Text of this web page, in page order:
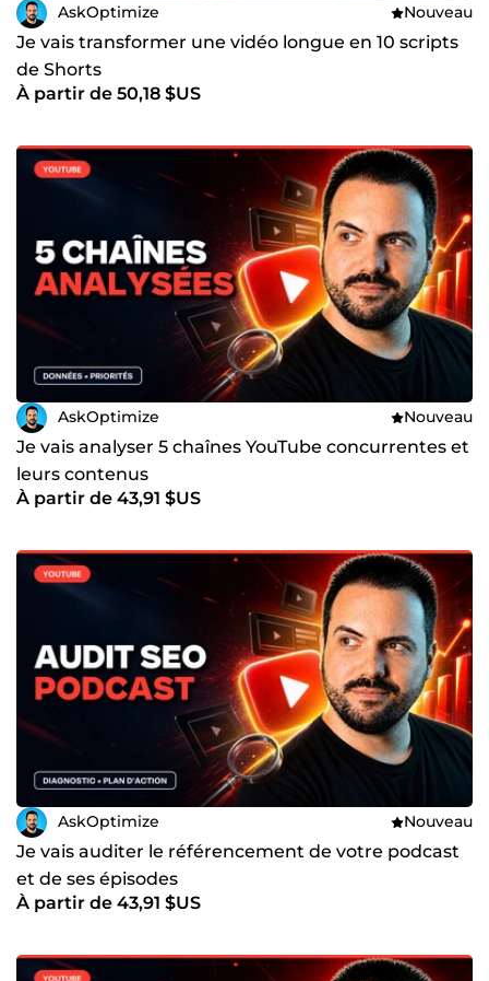
AskOptimize Nouveau
Je vais transformer une vidéo longue en 10 scripts
de Shorts
À partir de 50,18 $US
AskOptimize Nouveau
Je vais analyser 5 chaînes YouTube concurrentes et
leurs contenus
À partir de 43,91 $US
AskOptimize Nouveau
Je vais auditer le référencement de votre podcast
et de ses épisodes
À partir de 43,91 $US